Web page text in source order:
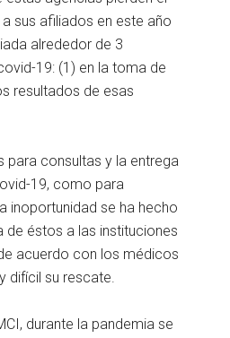
sus afiliados en este año
alrededor de 3
19: (1) en la toma de
resultados de esas
para consultas y la entrega
19, como para
inoportunidad se ha hecho
de éstos a las instituciones
acuerdo con los médicos
difícil su rescate.
durante la pandemia se